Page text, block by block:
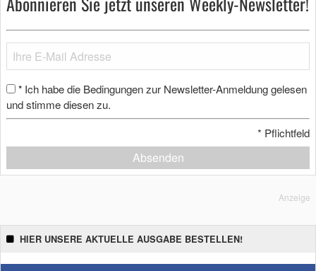
* Ich habe die Bedingungen zur Newsletter-Anmeldung gelesen
und stimme diesen zu.
* Pflichtfeld
Absenden
Anzeige
HIER UNSERE AKTUELLE AUSGABE BESTELLEN!